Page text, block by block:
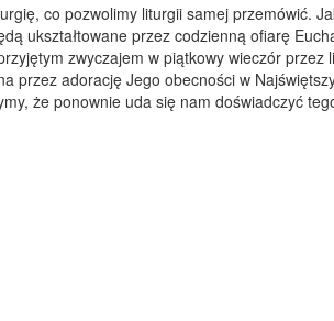
co pozwolimy liturgii samej przemówić.
ukształtowane przez codzienną ofiarę
zwyczajem w piątkowy wieczór przez
przez adorację Jego obecności w
że ponownie uda się nam doświadczyć